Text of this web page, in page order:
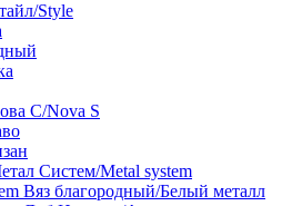
Style
С/Nova S
Систем/Metal system
Вяз благородный/Белый металл